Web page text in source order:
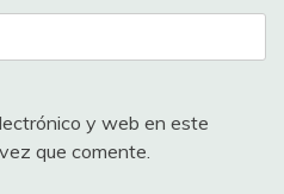
y web en este
que comente.